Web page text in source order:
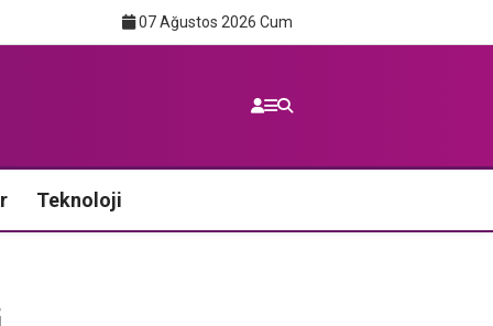
07 Ağustos 2026 Cum
Teknoloji